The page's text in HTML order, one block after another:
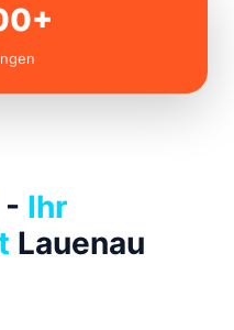
- Ihr
Lauenau